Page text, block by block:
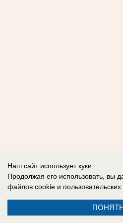
Наш сайт использует куки.
Продолжая его использовать, вы
файлов cookie и